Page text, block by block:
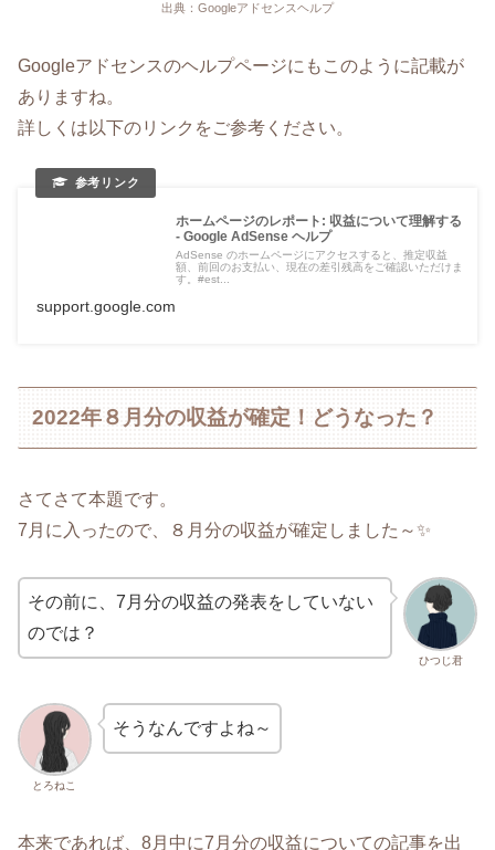
出典：Googleアドセンスヘルプ
Googleアドセンスのヘルプページにもこのように記載が
ありますね。
詳しくは以下のリンクをご参考ください。
ホームページのレポート: 収益について理解する
- Google AdSense ヘルプ
AdSense のホームページにアクセスすると、推定収益
額、前回のお支払い、現在の差引残高をご確認いただけま
す。#est...
support.google.com
2022年８月分の収益が確定！どうなった？
さてさて本題です。
7月に入ったので、８月分の収益が確定しました～✨
ひつじ君
その前に、7月分の収益の発表をしていない
のでは？
とろねこ
そうなんですよね～
本来であれば、8月中に7月分の収益についての記事を出